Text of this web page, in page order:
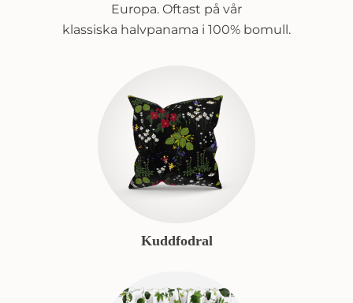
Europa. Oftast på vår
klassiska halvpanama i 100% bomull.
Kuddfodral